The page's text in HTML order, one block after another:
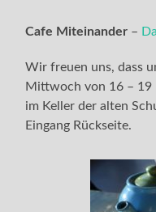
Cafe Miteinander –
Wir freuen uns, dass
Mittwoch von 16 – 19
im Keller der alten
Eingang Rückseite.